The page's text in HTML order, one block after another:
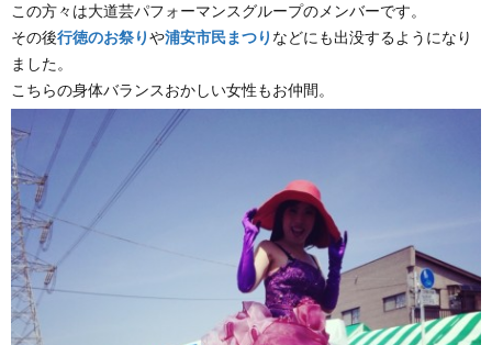
この方々は大道芸パフォーマンスグループのメンバーです。
その後行徳のお祭りや浦安市民まつり などにも出没するようになり
ました。
こちらの身体バランスおかしい女性もお仲間。